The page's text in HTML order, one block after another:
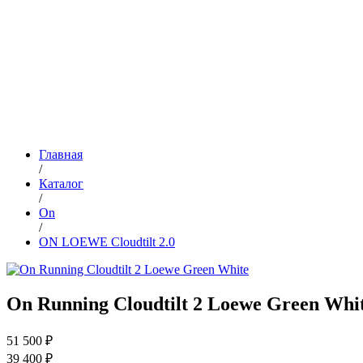
Главная
/
Каталог
/
On
/
ON LOEWE Cloudtilt 2.0
On Running Cloudtilt 2 Loewe Green
51 500 ₽
39 400 ₽